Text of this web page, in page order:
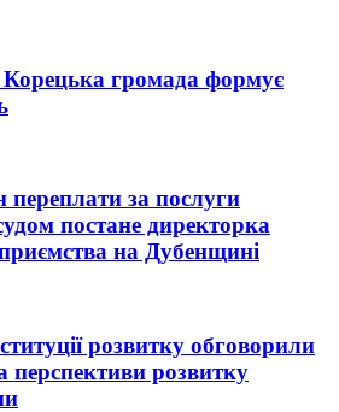
Корецька громада формує
переплати за послуги
постане директорка
на Дубенщині
розвитку обговорили
перспективи розвитку